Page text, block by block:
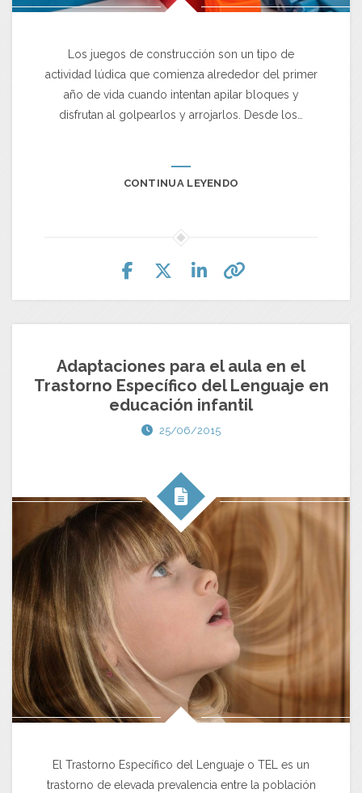
Los juegos de construcción son un tipo de
actividad lúdica que comienza alrededor del primer
año de vida cuando intentan apilar bloques y
disfrutan al golpearlos y arrojarlos. Desde los…
CONTINUA LEYENDO
Adaptaciones para el aula en el
Trastorno Específico del Lenguaje en
educación infantil
25/06/2015
El Trastorno Específico del Lenguaje o TEL es un
trastorno de elevada prevalencia entre la población